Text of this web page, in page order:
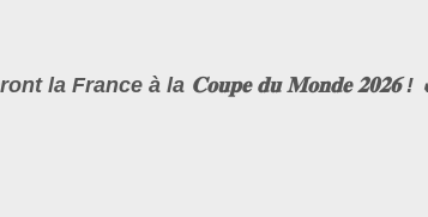
la France à la 𝐂𝐨𝐮𝐩𝐞 𝐝𝐮 𝐌𝐨𝐧𝐝𝐞 𝟐𝟎𝟐𝟔 !